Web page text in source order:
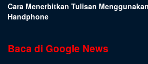
Cara Menerbitkan Tulisan
Handphone
Baca di Google News